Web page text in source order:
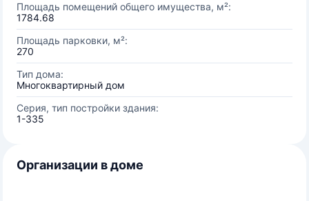
Площадь помещений общего имущества, м²:
1784.68
Площадь парковки, м²:
270
Тип дома:
Многоквартирный дом
Серия, тип постройки здания:
1-335
Организации в доме